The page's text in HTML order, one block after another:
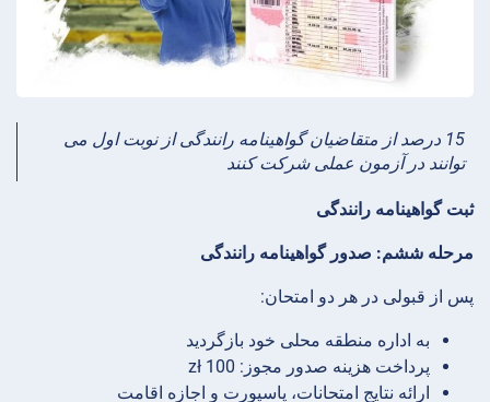
15 درصد از متقاضیان گواهینامه رانندگی از نوبت اول می
توانند در آزمون عملی شرکت کنند
ثبت گواهینامه رانندگی
مرحله ششم: صدور گواهینامه رانندگی
پس از قبولی در هر دو امتحان:
به اداره منطقه محلی خود بازگردید
پرداخت هزینه صدور مجوز: 100 zł
ارائه نتایج امتحانات، پاسپورت و اجازه اقامت